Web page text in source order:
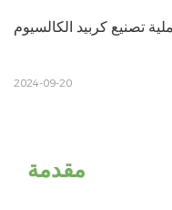
2024-09-20
مقدمة